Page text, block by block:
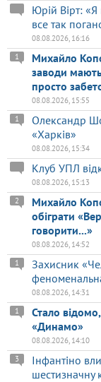
Юрій Вірт:
все так
08.08.2026, 16:16
Михайло
заводи
просто
1
08.08.2026, 15:55
Олександр
«Харків»
1
08.08.2026, 15:34
Клуб УПЛ
08.08.2026, 15:13
Михайло
обіграти
говорити...»
2
08.08.2026, 14:52
Захисник
1
08.08.2026, 14:31
Стало
«Динамо»
1
08.08.2026, 14:10
Інфантіно
шестизначну
3